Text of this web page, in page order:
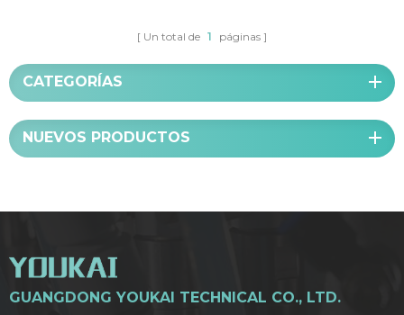
Un total de 1 páginas
CATEGORÍAS
NUEVOS PRODUCTOS
GUANGDONG YOUKAI TECHNICAL CO., LTD.